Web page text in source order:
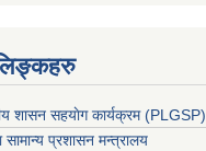
शासन सहयाेग कार्यक्रम (PLGSP)
सामान्य प्रशासन मन्त्रालय